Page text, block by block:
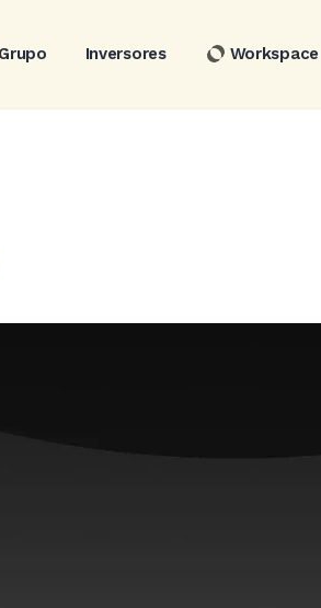
Grupo Inversores Workspace